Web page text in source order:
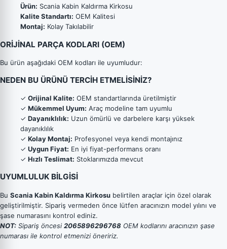
Ürün: Scania Kabin Kaldırma Kirkosu
Kalite Standartı: OEM Kalitesi
Montaj: Kolay Takılabilir
ORİJİNAL PARÇA KODLARI (OEM)
Bu ürün aşağıdaki OEM kodları ile uyumludur:
NEDEN BU ÜRÜNÜ TERCİH ETMELİSİNİZ?
✓ Orijinal Kalite: OEM standartlarında üretilmiştir
✓ Mükemmel Uyum: Araç modeline tam uyumlu
✓ Dayanıklılık: Uzun ömürlü ve darbelere karşı yüksek
dayanıklılık
✓ Kolay Montaj: Profesyonel veya kendi montajınız
✓ Uygun Fiyat: En iyi fiyat-performans oranı
✓ Hızlı Teslimat: Stoklarımızda mevcut
UYUMLULUK BİLGİSİ
Bu Scania Kabin Kaldırma Kirkosu belirtilen araçlar için özel olarak
geliştirilmiştir. Sipariş vermeden önce lütfen aracınızın model yılını ve
şase numarasını kontrol ediniz.
NOT: Sipariş öncesi 2065896296768 OEM kodlarını aracınızın şase
numarası ile kontrol etmenizi öneririz.